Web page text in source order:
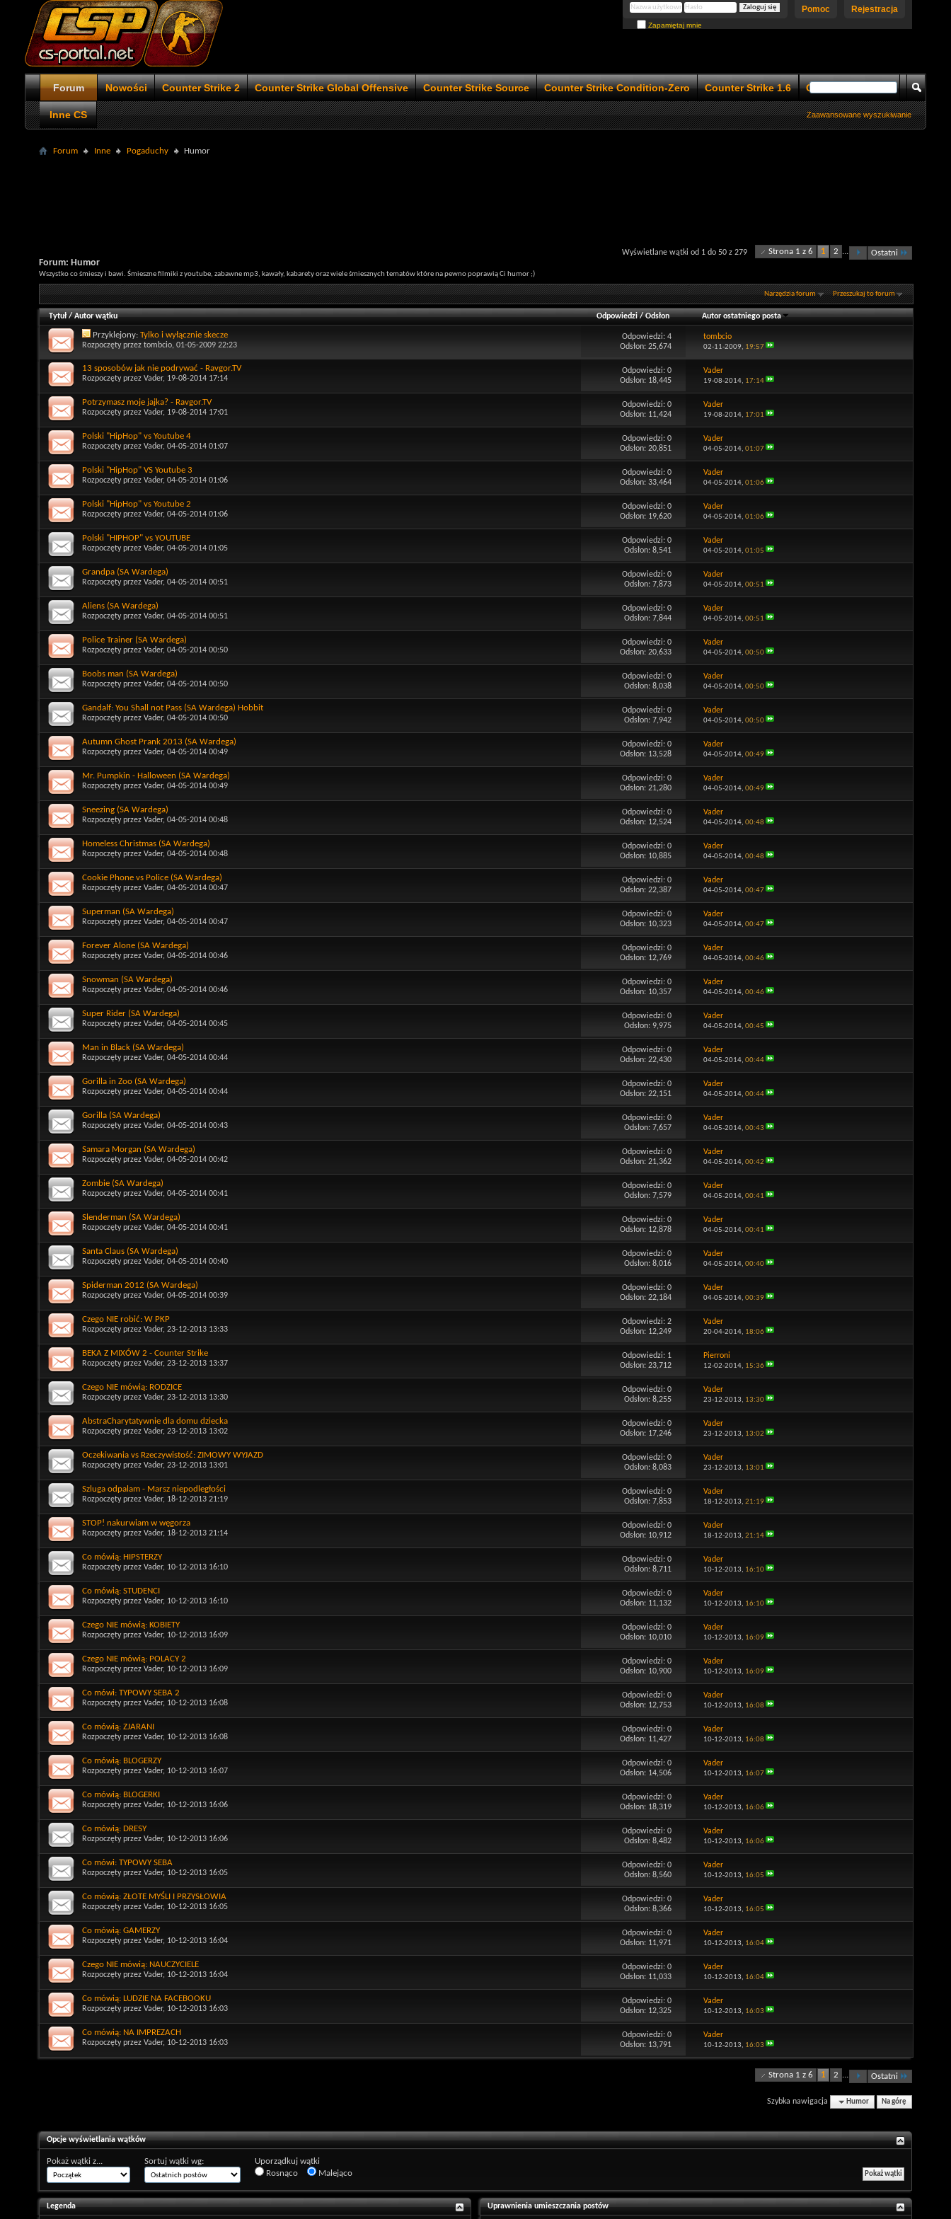
Rejestracja
Pomoc
Zapamiętaj mnie
Forum Nowości Counter Strike 2 Counter Strike Global Offensive Counter Strike Source Counter Strike Condition-Zero Counter Strike 1.6 Counter Strike 1.5
Inne CS Zaawansowane wyszukiwanie
Forum Inne Pogaduchy Humor
Strona 1 z 6 1 2 ... Ostatni
Wyświetlane wątki od 1 do 50 z 279
Forum: Humor
Wszystko co śmieszy i bawi. Śmieszne filmiki z youtube, zabawne mp3, kawały, kabarety oraz wiele śmiesznych tematów które na pewno poprawią Ci humor ;)
Narzędzia forum Przeszukaj to forum
Tytuł/Autor wątku Odpowiedzi/Odsłon Autor ostatniego posta
Przyklejony: Tylko i wyłącznie skecze
Rozpoczęty przez tombcio, 01-05-2009 22:23
Odpowiedzi:4
Odsłon: 25,674
tombcio
02-11-2009, 19:57
13 sposobów jak nie podrywać - Ravgor.TV
Rozpoczęty przez Vader, 19-08-2014 17:14
Odpowiedzi:0
Odsłon: 18,445
Vader
19-08-2014, 17:14
Potrzymasz moje jajka? - Ravgor.TV
Rozpoczęty przez Vader, 19-08-2014 17:01
Odpowiedzi:0
Odsłon: 11,424
Vader
19-08-2014, 17:01
Polski "HipHop" vs Youtube 4
Rozpoczęty przez Vader, 04-05-2014 01:07
Odpowiedzi:0
Odsłon: 20,851
Vader
04-05-2014, 01:07
Polski "HipHop" VS Youtube 3
Rozpoczęty przez Vader, 04-05-2014 01:06
Odpowiedzi:0
Odsłon: 33,464
Vader
04-05-2014, 01:06
Polski "HipHop" vs Youtube 2
Rozpoczęty przez Vader, 04-05-2014 01:06
Odpowiedzi:0
Odsłon: 19,620
Vader
04-05-2014, 01:06
Polski "HIPHOP" vs YOUTUBE
Rozpoczęty przez Vader, 04-05-2014 01:05
Odpowiedzi:0
Odsłon: 8,541
Vader
04-05-2014, 01:05
Grandpa (SA Wardega)
Rozpoczęty przez Vader, 04-05-2014 00:51
Odpowiedzi:0
Odsłon: 7,873
Vader
04-05-2014, 00:51
Aliens (SA Wardega)
Rozpoczęty przez Vader, 04-05-2014 00:51
Odpowiedzi:0
Odsłon: 7,844
Vader
04-05-2014, 00:51
Police Trainer (SA Wardega)
Rozpoczęty przez Vader, 04-05-2014 00:50
Odpowiedzi:0
Odsłon: 20,633
Vader
04-05-2014, 00:50
Boobs man (SA Wardega)
Rozpoczęty przez Vader, 04-05-2014 00:50
Odpowiedzi:0
Odsłon: 8,038
Vader
04-05-2014, 00:50
Gandalf: You Shall not Pass (SA Wardega) Hobbit
Rozpoczęty przez Vader, 04-05-2014 00:50
Odpowiedzi:0
Odsłon: 7,942
Vader
04-05-2014, 00:50
Autumn Ghost Prank 2013 (SA Wardega)
Rozpoczęty przez Vader, 04-05-2014 00:49
Odpowiedzi:0
Odsłon: 13,528
Vader
04-05-2014, 00:49
Mr. Pumpkin - Halloween (SA Wardega)
Rozpoczęty przez Vader, 04-05-2014 00:49
Odpowiedzi:0
Odsłon: 21,280
Vader
04-05-2014, 00:49
Sneezing (SA Wardega)
Rozpoczęty przez Vader, 04-05-2014 00:48
Odpowiedzi:0
Odsłon: 12,524
Vader
04-05-2014, 00:48
Homeless Christmas (SA Wardega)
Rozpoczęty przez Vader, 04-05-2014 00:48
Odpowiedzi:0
Odsłon: 10,885
Vader
04-05-2014, 00:48
Cookie Phone vs Police (SA Wardega)
Rozpoczęty przez Vader, 04-05-2014 00:47
Odpowiedzi:0
Odsłon: 22,387
Vader
04-05-2014, 00:47
Superman (SA Wardega)
Rozpoczęty przez Vader, 04-05-2014 00:47
Odpowiedzi:0
Odsłon: 10,323
Vader
04-05-2014, 00:47
Forever Alone (SA Wardega)
Rozpoczęty przez Vader, 04-05-2014 00:46
Odpowiedzi:0
Odsłon: 12,769
Vader
04-05-2014, 00:46
Snowman (SA Wardega)
Rozpoczęty przez Vader, 04-05-2014 00:46
Odpowiedzi:0
Odsłon: 10,357
Vader
04-05-2014, 00:46
Super Rider (SA Wardega)
Rozpoczęty przez Vader, 04-05-2014 00:45
Odpowiedzi:0
Odsłon: 9,975
Vader
04-05-2014, 00:45
Man in Black (SA Wardega)
Rozpoczęty przez Vader, 04-05-2014 00:44
Odpowiedzi:0
Odsłon: 22,430
Vader
04-05-2014, 00:44
Gorilla in Zoo (SA Wardega)
Rozpoczęty przez Vader, 04-05-2014 00:44
Odpowiedzi:0
Odsłon: 22,151
Vader
04-05-2014, 00:44
Gorilla (SA Wardega)
Rozpoczęty przez Vader, 04-05-2014 00:43
Odpowiedzi:0
Odsłon: 7,657
Vader
04-05-2014, 00:43
Samara Morgan (SA Wardega)
Rozpoczęty przez Vader, 04-05-2014 00:42
Odpowiedzi:0
Odsłon: 21,362
Vader
04-05-2014, 00:42
Zombie (SA Wardega)
Rozpoczęty przez Vader, 04-05-2014 00:41
Odpowiedzi:0
Odsłon: 7,579
Vader
04-05-2014, 00:41
Slenderman (SA Wardega)
Rozpoczęty przez Vader, 04-05-2014 00:41
Odpowiedzi:0
Odsłon: 12,878
Vader
04-05-2014, 00:41
Santa Claus (SA Wardega)
Rozpoczęty przez Vader, 04-05-2014 00:40
Odpowiedzi:0
Odsłon: 8,016
Vader
04-05-2014, 00:40
Spiderman 2012 (SA Wardega)
Rozpoczęty przez Vader, 04-05-2014 00:39
Odpowiedzi:0
Odsłon: 22,184
Vader
04-05-2014, 00:39
Czego NIE robić: W PKP
Rozpoczęty przez Vader, 23-12-2013 13:33
Odpowiedzi:2
Odsłon: 12,249
Vader
20-04-2014, 18:06
BEKA Z MIXÓW 2 - Counter Strike
Rozpoczęty przez Vader, 23-12-2013 13:37
Odpowiedzi: 1
Odsłon: 23,712
Pierroni
12-02-2014, 15:36
Czego NIE mówią: RODZICE
Rozpoczęty przez Vader, 23-12-2013 13:30
Odpowiedzi:0
Odsłon: 8,255
Vader
23-12-2013, 13:30
AbstraCharytatywnie dla domu dziecka
Rozpoczęty przez Vader, 23-12-2013 13:02
Odpowiedzi:0
Odsłon: 17,246
Vader
23-12-2013, 13:02
Oczekiwania vs Rzeczywistość: ZIMOWY WYJAZD
Rozpoczęty przez Vader, 23-12-2013 13:01
Odpowiedzi:0
Odsłon: 8,083
Vader
23-12-2013, 13:01
Szluga odpalam - Marsz niepodległości
Rozpoczęty przez Vader, 18-12-2013 21:19
Odpowiedzi:0
Odsłon: 7,853
Vader
18-12-2013, 21:19
STOP! nakurwiam w węgorza
Rozpoczęty przez Vader, 18-12-2013 21:14
Odpowiedzi:0
Odsłon: 10,912
Vader
18-12-2013, 21:14
Co mówią: HIPSTERZY
Rozpoczęty przez Vader, 10-12-2013 16:10
Odpowiedzi:0
Odsłon: 8,711
Vader
10-12-2013, 16:10
Co mówią: STUDENCI
Rozpoczęty przez Vader, 10-12-2013 16:10
Odpowiedzi:0
Odsłon: 11,132
Vader
10-12-2013, 16:10
Czego NIE mówią: KOBIETY
Rozpoczęty przez Vader, 10-12-2013 16:09
Odpowiedzi:0
Odsłon: 10,010
Vader
10-12-2013, 16:09
Czego NIE mówią: POLACY 2
Rozpoczęty przez Vader, 10-12-2013 16:09
Odpowiedzi:0
Odsłon: 10,900
Vader
10-12-2013, 16:09
Co mówi: TYPOWY SEBA 2
Rozpoczęty przez Vader, 10-12-2013 16:08
Odpowiedzi:0
Odsłon: 12,753
Vader
10-12-2013, 16:08
Co mówią: ZJARANI
Rozpoczęty przez Vader, 10-12-2013 16:08
Odpowiedzi:0
Odsłon: 11,427
Vader
10-12-2013, 16:08
Co mówią: BLOGERZY
Rozpoczęty przez Vader, 10-12-2013 16:07
Odpowiedzi:0
Odsłon: 14,506
Vader
10-12-2013, 16:07
Co mówią: BLOGERKI
Rozpoczęty przez Vader, 10-12-2013 16:06
Odpowiedzi:0
Odsłon: 18,319
Vader
10-12-2013, 16:06
Co mówią: DRESY
Rozpoczęty przez Vader, 10-12-2013 16:06
Odpowiedzi:0
Odsłon: 8,482
Vader
10-12-2013, 16:06
Co mówi: TYPOWY SEBA
Rozpoczęty przez Vader, 10-12-2013 16:05
Odpowiedzi:0
Odsłon: 8,560
Vader
10-12-2013, 16:05
Co mówią: ZŁOTE MYŚLI I PRZYSŁOWIA
Rozpoczęty przez Vader, 10-12-2013 16:05
Odpowiedzi:0
Odsłon: 8,366
Vader
10-12-2013, 16:05
Co mówią: GAMERZY
Rozpoczęty przez Vader, 10-12-2013 16:04
Odpowiedzi:0
Odsłon: 11,971
Vader
10-12-2013, 16:04
Czego NIE mówią: NAUCZYCIELE
Rozpoczęty przez Vader, 10-12-2013 16:04
Odpowiedzi:0
Odsłon: 11,033
Vader
10-12-2013, 16:04
Co mówią: LUDZIE NA FACEBOOKU
Rozpoczęty przez Vader, 10-12-2013 16:03
Odpowiedzi:0
Odsłon: 12,325
Vader
10-12-2013, 16:03
Co mówią: NA IMPREZACH
Rozpoczęty przez Vader, 10-12-2013 16:03
Odpowiedzi:0
Odsłon: 13,791
Vader
10-12-2013, 16:03
Strona 1 z 6 1 2 ... Ostatni
Szybka nawigacja Humor Na górę
Opcje wyświetlania wątków
Pokaż wątki z... Sortuj wątki wg:
Uporządkuj wątki
Rosnąco
Malejąco
Legenda Uprawnienia umieszczania postów